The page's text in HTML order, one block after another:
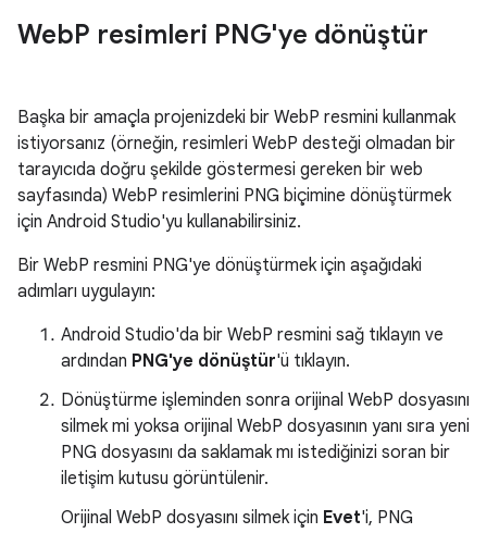
WebP resimleri PNG'ye dönüştür
Başka bir amaçla projenizdeki bir WebP resmini kullanmak
istiyorsanız (örneğin, resimleri WebP desteği olmadan bir
tarayıcıda doğru şekilde göstermesi gereken bir web
sayfasında) WebP resimlerini PNG biçimine dönüştürmek
için Android Studio'yu kullanabilirsiniz.
Bir WebP resmini PNG'ye dönüştürmek için aşağıdaki
adımları uygulayın:
Android Studio'da bir WebP resmini sağ tıklayın ve
ardından PNG'ye dönüştür'ü tıklayın.
Dönüştürme işleminden sonra orijinal WebP dosyasını
silmek mi yoksa orijinal WebP dosyasının yanı sıra yeni
PNG dosyasını da saklamak mı istediğinizi soran bir
iletişim kutusu görüntülenir.
Orijinal WebP dosyasını silmek için Evet'i, PNG